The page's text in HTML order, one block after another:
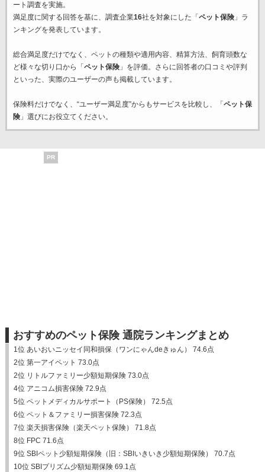
ート調査を実施。
満足度に関する回答を基に、調査企業16社を対象にした「 ペット保険」ラ
ンキングを発表しています。
総合満足度だけでなく、ペットの種類や適用内容、精算方法、飼育頭数な
ど様々な切り口から「 ペット保険」を評価。さらに回答者の口コミや評判
といった、実際のユーザーの声も掲載しています。
保険料だけでなく、“ユーザー満足度”からもサービスを比較し、「 ペット保
険」選びにお役立てください。
PR
おすすめのペット保険 通院ランキングまとめ
1位 あいおいニッセイ同和損保（ワンにゃんdeきゅん） 74.6点
2位 第一アイペット 73.0点
2位 リトルファミリー少額短期保険 73.0点
4位 アニコム損害保険 72.9点
5位 ペットメディカルサポート（PS保険） 72.5点
6位 ペット＆ファミリー損害保険 72.3点
7位 楽天損害保険（楽天ペット保険） 71.8点
8位 FPC 71.6点
9位 SBIペット少額短期保険（旧：SBIいきいき少額短期保険） 70.7点
10位 SBIプリズム少額短期保険 69.1点